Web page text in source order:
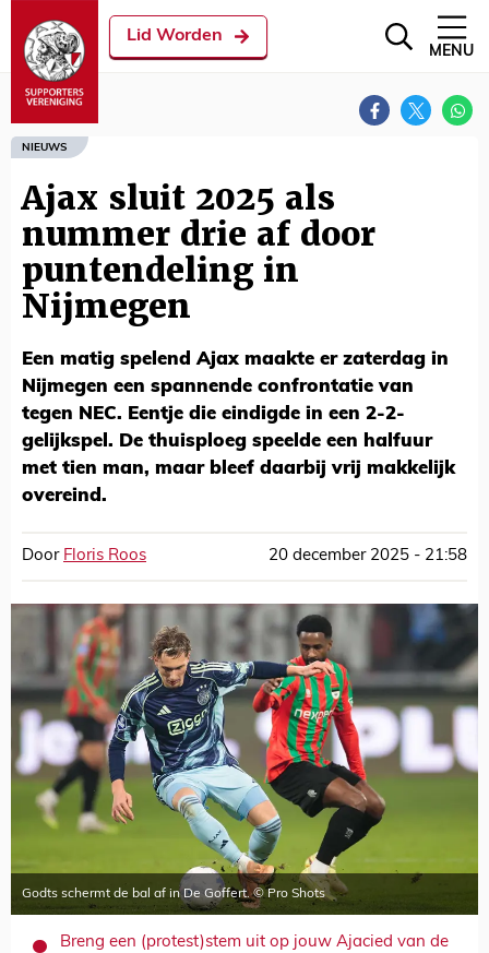
Lid Worden
MENU
NIEUWS
Ajax sluit 2025 als
nummer drie af door
puntendeling in
Nijmegen
Een matig spelend Ajax maakte er zaterdag in
Nijmegen een spannende confrontatie van
tegen NEC. Eentje die eindigde in een 2-2-
gelijkspel. De thuisploeg speelde een halfuur
met tien man, maar bleef daarbij vrij makkelijk
overeind.
Door Floris Roos 20 december 2025 - 21:58
Godts schermt de bal af in De Goffert. © Pro Shots
Breng een (protest)stem uit op jouw Ajacied van de